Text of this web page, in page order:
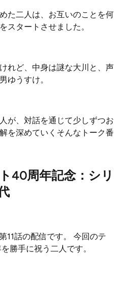
た二人は、お互いのことを何
スタートさせました。
れど、中身は謎な大川と、声
ゆうすけ。
が、対話を通じて少しずつお
を深めていくそんなトーク番
40周年記念：シリ
11話の配信です。 今回のテ
勝手に祝う二人です。